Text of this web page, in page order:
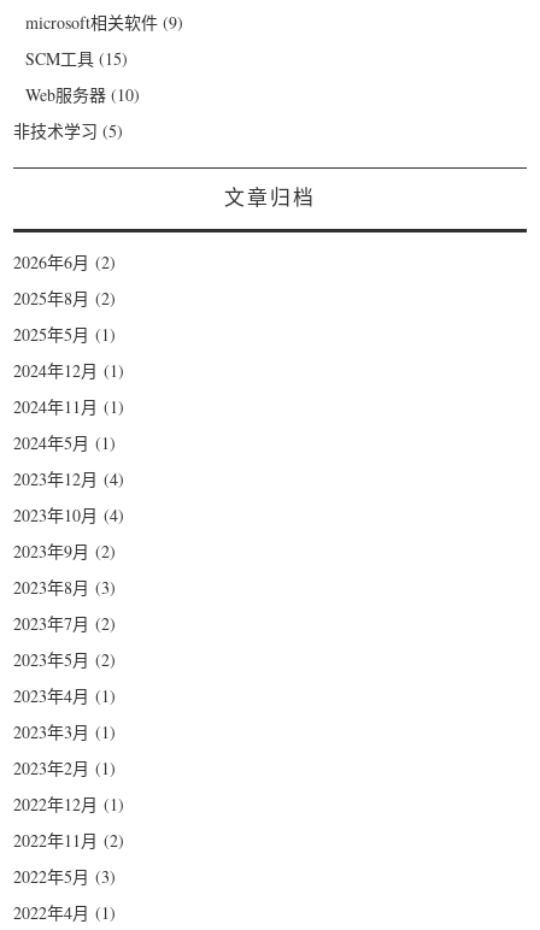
microsoft相关软件 (9)
SCM工具 (15)
Web服务器 (10)
非技术学习 (5)
文章归档
2026年6月 (2)
2025年8月 (2)
2025年5月 (1)
2024年12月 (1)
2024年11月 (1)
2024年5月 (1)
2023年12月 (4)
2023年10月 (4)
2023年9月 (2)
2023年8月 (3)
2023年7月 (2)
2023年5月 (2)
2023年4月 (1)
2023年3月 (1)
2023年2月 (1)
2022年12月 (1)
2022年11月 (2)
2022年5月 (3)
2022年4月 (1)